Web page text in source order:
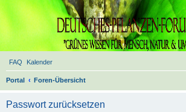
FAQ Kalender
Portal Foren-Übersicht
Passwort zurücksetzen